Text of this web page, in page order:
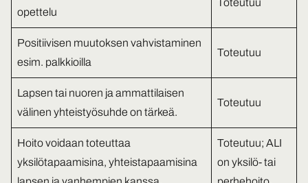
opettelu
Toteutuu
Positiivisen muutoksen vahvistaminen
esim. palkkioilla
Toteutuu
Lapsen tai nuoren ja ammattilaisen
välinen yhteistyösuhde on tärkeä.
Toteutuu
Hoito voidaan toteuttaa
yksilötapaamisina, yhteistapaamisina
Toteutuu; ALI
on yksilö- tai